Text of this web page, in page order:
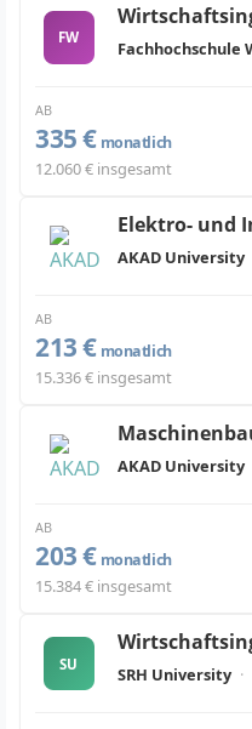
FW
Fachhochschule
AB
335 € monatlich
12.060 € insgesamt
Elektro- und
AKAD University
AB
213 € monatlich
15.336 € insgesamt
AKAD University
AB
203 € monatlich
15.384 € insgesamt
SU
SRH University ·